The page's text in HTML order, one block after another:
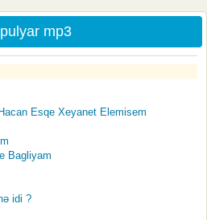
mp3
Esqe Xeyanet Elemisem
Bagliyam
idi ?